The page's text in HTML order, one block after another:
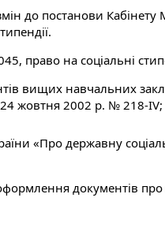
до постанови Кабінету
право на соціальні
вищих навчальних
24 жовтня 2002 р. № 218-IV;
«Про державну
документів